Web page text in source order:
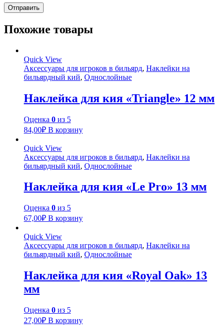
Похожие товары
Quick View
Аксессуары для игроков в бильярд, Наклейки на
бильярдный кий, Однослойные
Наклейка для кия «Triangle» 12 мм
Оценка 0 из 5
84,00₽ В корзину
Quick View
Аксессуары для игроков в бильярд, Наклейки на
бильярдный кий, Однослойные
Наклейка для кия «Le Pro» 13 мм
Оценка 0 из 5
67,00₽ В корзину
Quick View
Аксессуары для игроков в бильярд, Наклейки на
бильярдный кий, Однослойные
Наклейка для кия «Royal Oak» 13
мм
Оценка 0 из 5
27,00₽ В корзину